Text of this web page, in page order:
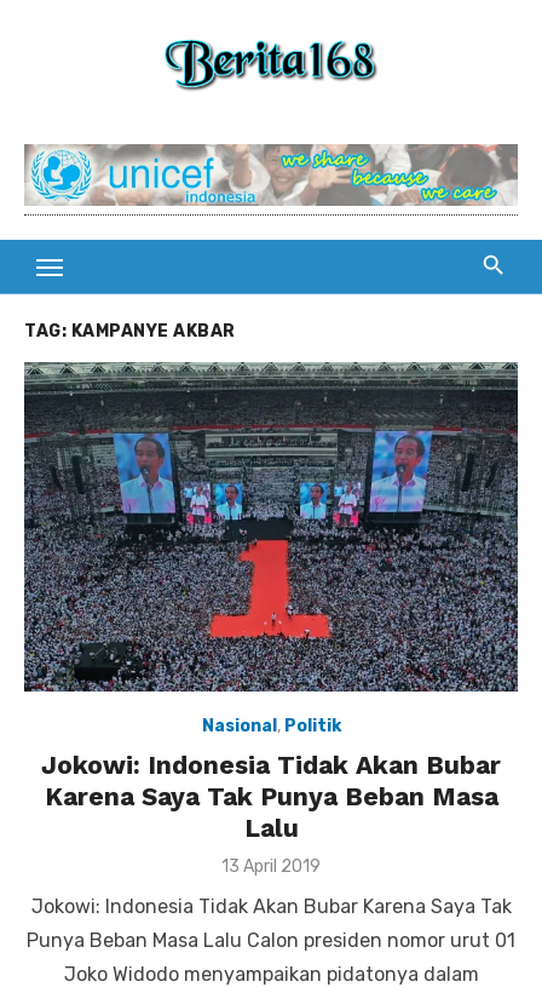
TAG: KAMPANYE AKBAR
Nasional , Politik
Jokowi: Indonesia Tidak Akan Bubar
Karena Saya Tak Punya Beban Masa
Lalu
Posted
13 April 2019
Jokowi: Indonesia Tidak Akan Bubar Karena Saya Tak
Punya Beban Masa Lalu Calon presiden nomor urut 01
Joko Widodo menyampaikan pidatonya dalam